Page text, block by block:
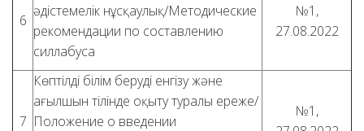
6
әдістемелік нұсқаулық/Методические
рекомендации по составлению
силлабуса
№1,
27.08.2022
7
Көптілді білім беруді енгізу және
ағылшын тілінде оқыту туралы ереже/
Положение о введении
№1,